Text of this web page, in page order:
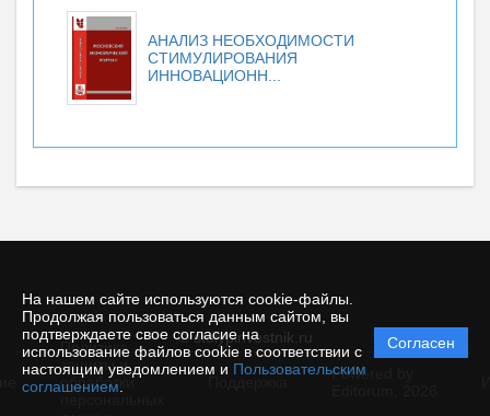
На нашем сайте используются cookie-файлы.
Продолжая пользоваться данным сайтом, вы
подтверждаете свое согласие на
использование файлов cookie в соответствии с
настоящим уведомлением и Пользовательским
соглашением
Согласен
АНАЛИЗ НЕОБХОДИМОСТИ
СТИМУЛИРОВАНИЯ
ИННОВАЦИОНН...
© stolypinvestnik.ru
Политика
защиты и
обработки
Powered by